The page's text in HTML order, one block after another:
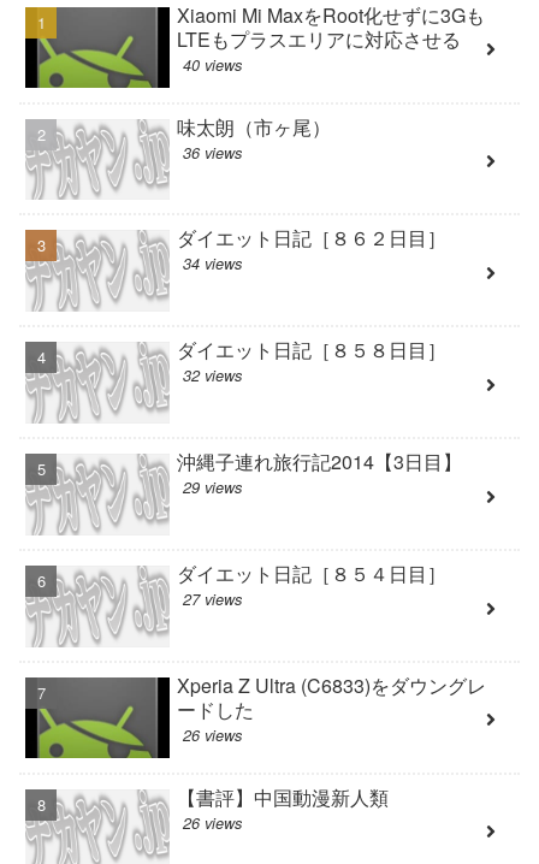
Xiaomi Mi MaxをRoot化せずに3Gも
LTEもプラスエリアに対応させる
40 views
味太朗（市ヶ尾）
36 views
ダイエット日記［８６２日目］
34 views
ダイエット日記［８５８日目］
32 views
沖縄子連れ旅行記2014【3日目】
29 views
ダイエット日記［８５４日目］
27 views
Xperia Z Ultra (C6833)をダウングレ
ードした
26 views
【書評】中国動漫新人類
26 views